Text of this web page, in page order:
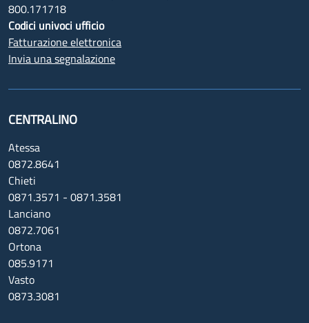
800.171718
Codici univoci ufficio
Fatturazione elettronica
Invia una segnalazione
CENTRALINO
Atessa
0872.8641
Chieti
0871.3571 - 0871.3581
Lanciano
0872.7061
Ortona
085.9171
Vasto
0873.3081